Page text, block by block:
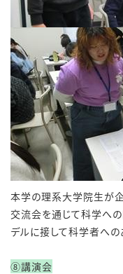
本学の理系大学院生が企
交流会を通じて科学へ
デルに接して科学者への
⑧講演会